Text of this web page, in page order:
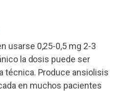
usarse 0,25-0,5 mg 2-3
la dosis puede ser
técnica. Produce ansiolisis
en muchos pacientes